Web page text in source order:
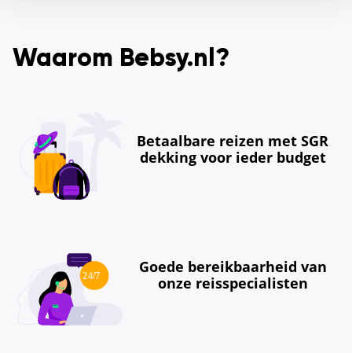
Waarom Bebsy.nl?
Betaalbare reizen met SGR
dekking voor ieder budget
Goede bereikbaarheid van
onze reisspecialisten